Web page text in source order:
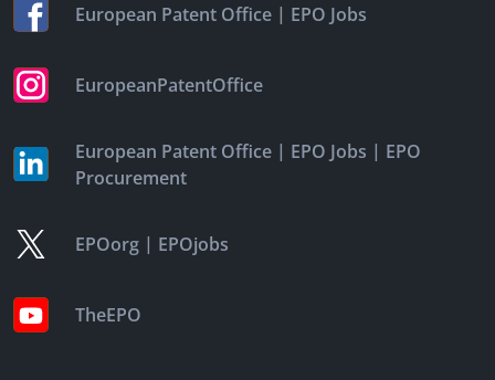
European Patent Office | EPO Jobs
EuropeanPatentOffice
European Patent Office | EPO Jobs | EPO
Procurement
EPOorg | EPOjobs
TheEPO